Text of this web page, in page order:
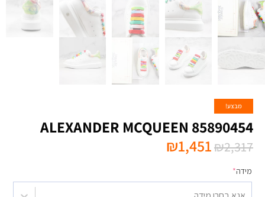
מבצע!
ALEXANDER MCQUEEN 85890454
₪2,317
₪1,451
מידה*